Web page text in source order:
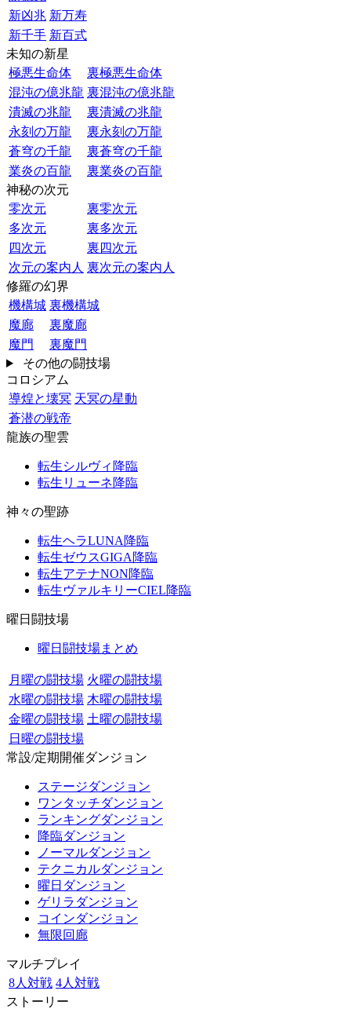
新凶兆 新万寿
新千手 新百式
未知の新星
極悪生命体
裏極悪生命体
混沌の億兆龍 裏混沌の億兆龍
潰滅の兆龍
裏潰滅の兆龍
永刻の万龍
裏永刻の万龍
蒼穹の千龍
裏蒼穹の千龍
業炎の百龍
裏業炎の百龍
神秘の次元
零次元
裏零次元
多次元
裏多次元
四次元
裏四次元
次元の案内人 裏次元の案内人
修羅の幻界
機構城 裏機構城
魔廊
裏魔廊
魔門
裏魔門
その他の闘技場
コロシアム
導煌と壊冥 天冥の星動
蒼潜の戦帝
龍族の聖雲
転生シルヴィ降臨
転生リューネ降臨
神々の聖跡
転生ヘラLUNA降臨
転生ゼウスGIGA降臨
転生アテナNON降臨
転生ヴァルキリーCIEL降臨
曜日闘技場
曜日闘技場まとめ
月曜の闘技場 火曜の闘技場
水曜の闘技場 木曜の闘技場
金曜の闘技場 土曜の闘技場
日曜の闘技場
常設/定期開催ダンジョン
ステージダンジョン
ワンタッチダンジョン
ランキングダンジョン
降臨ダンジョン
ノーマルダンジョン
テクニカルダンジョン
曜日ダンジョン
ゲリラダンジョン
コインダンジョン
無限回廊
マルチプレイ
8人対戦 4人対戦
ストーリー